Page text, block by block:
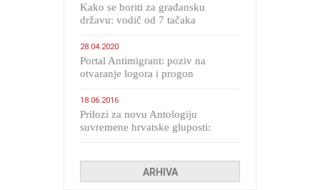
Kako se boriti za građansku
državu: vodič od 7 tačaka
28.04.2020
Portal Antimigrant: poziv na
otvaranje logora i progon
18.06.2016
Prilozi za novu Antologiju
suvremene hrvatske gluposti:
ARHIVA